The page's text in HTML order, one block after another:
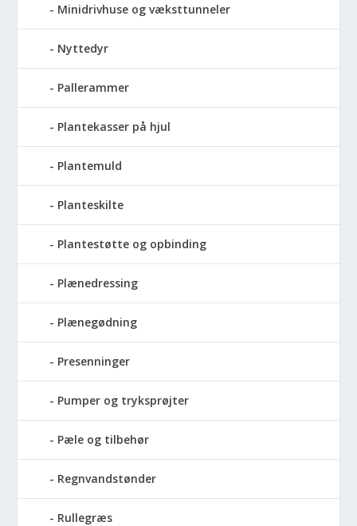
Minidrivhuse og væksttunneler
Nyttedyr
Pallerammer
Plantekasser på hjul
Plantemuld
Planteskilte
Plantestøtte og opbinding
Plænedressing
Plænegødning
Presenninger
Pumper og tryksprøjter
Pæle og tilbehør
Regnvandstønder
Rullegræs